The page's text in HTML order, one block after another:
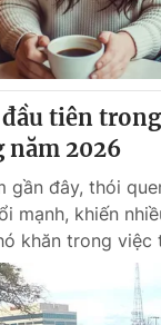
Tấm lòng
Vươn
VTV8
English
tiên
năm 2026
gần đây, thói
mạnh, khiến
khăn trong việc